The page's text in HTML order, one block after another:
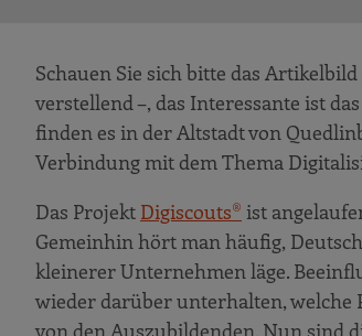
Schauen Sie sich bitte das
verstellend –, das Interessante ist
finden es in der Altstadt von
Verbindung mit dem Thema
Das Projekt Digiscouts® ist
Gemeinhin hört man häufig,
kleinerer Unternehmen läge.
wieder darüber unterhalten, welche
von den Auszubildenden. Nun sind